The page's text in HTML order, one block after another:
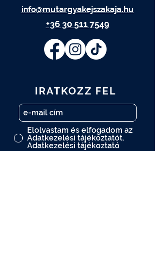
info@mutargyakejszakaja.hu
+36 30 511 7549
IRATKOZZ FEL
Elolvastam és elfogadom az
Adatkezelési tájékoztatót.
Adatkezelési tájékoztató